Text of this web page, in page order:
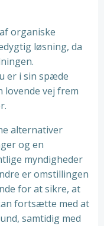
organiske
løsning, da
er i sin spæde
vej frem
alternativer
og en
myndigheder
er omstillingen
for at sikre, at
fortsætte med at
samtidig med